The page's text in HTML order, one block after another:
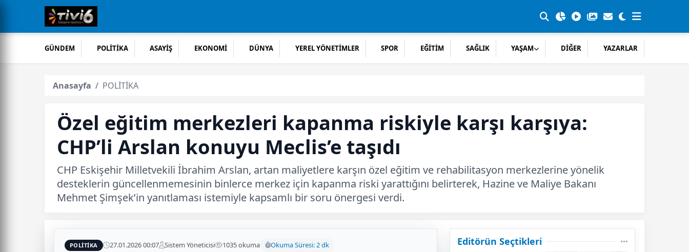
GÜNDEM POLİTİKA ASAYİŞ EKONOMİ DÜNYA YEREL YÖNETİMLER SPOR EĞİTİM SAĞLIK YAŞAM DİĞER YAZARLAR
Anasayfa POLİTİKA
Özel eğitim merkezleri kapanma riskiyle karşı karşıya:
CHP’li Arslan konuyu Meclis’e taşıdı
CHP Eskişehir Milletvekili İbrahim Arslan, artan maliyetlere karşın özel eğitim ve rehabilitasyon merkezlerine yönelik
desteklerin güncellenmemesinin binlerce merkez için kapanma riski yarattığını belirterek, Hazine ve Maliye Bakanı
Mehmet Şimşek’in yanıtlaması istemiyle kapsamlı bir soru önergesi verdi.
POLİTİKA 27.01.2026 00:07 Sistem Yöneticisi 1035 okuma Okuma Süresi: 2 dk Editörün Seçtikleri